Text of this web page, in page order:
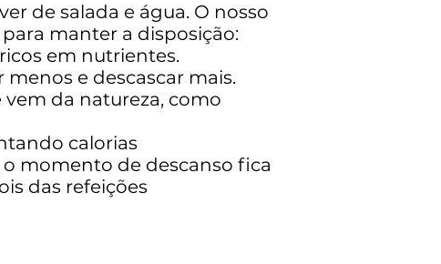
de salada e água. O nosso
manter a disposição:
em nutrientes.
e descascar mais.
da natureza, como
calorias
momento de descanso fica
das refeições